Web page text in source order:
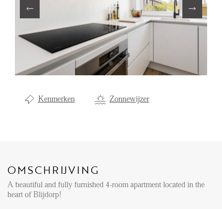
Kenmerken Zonnewijzer
OMSCHRIJVING
A beautiful and fully furnished 4-room apartment located in the
heart of Blijdorp!
Aankoop
Beheer
Verhuur
Nieuwbouw
LOCAL LIFE
OVER ONS